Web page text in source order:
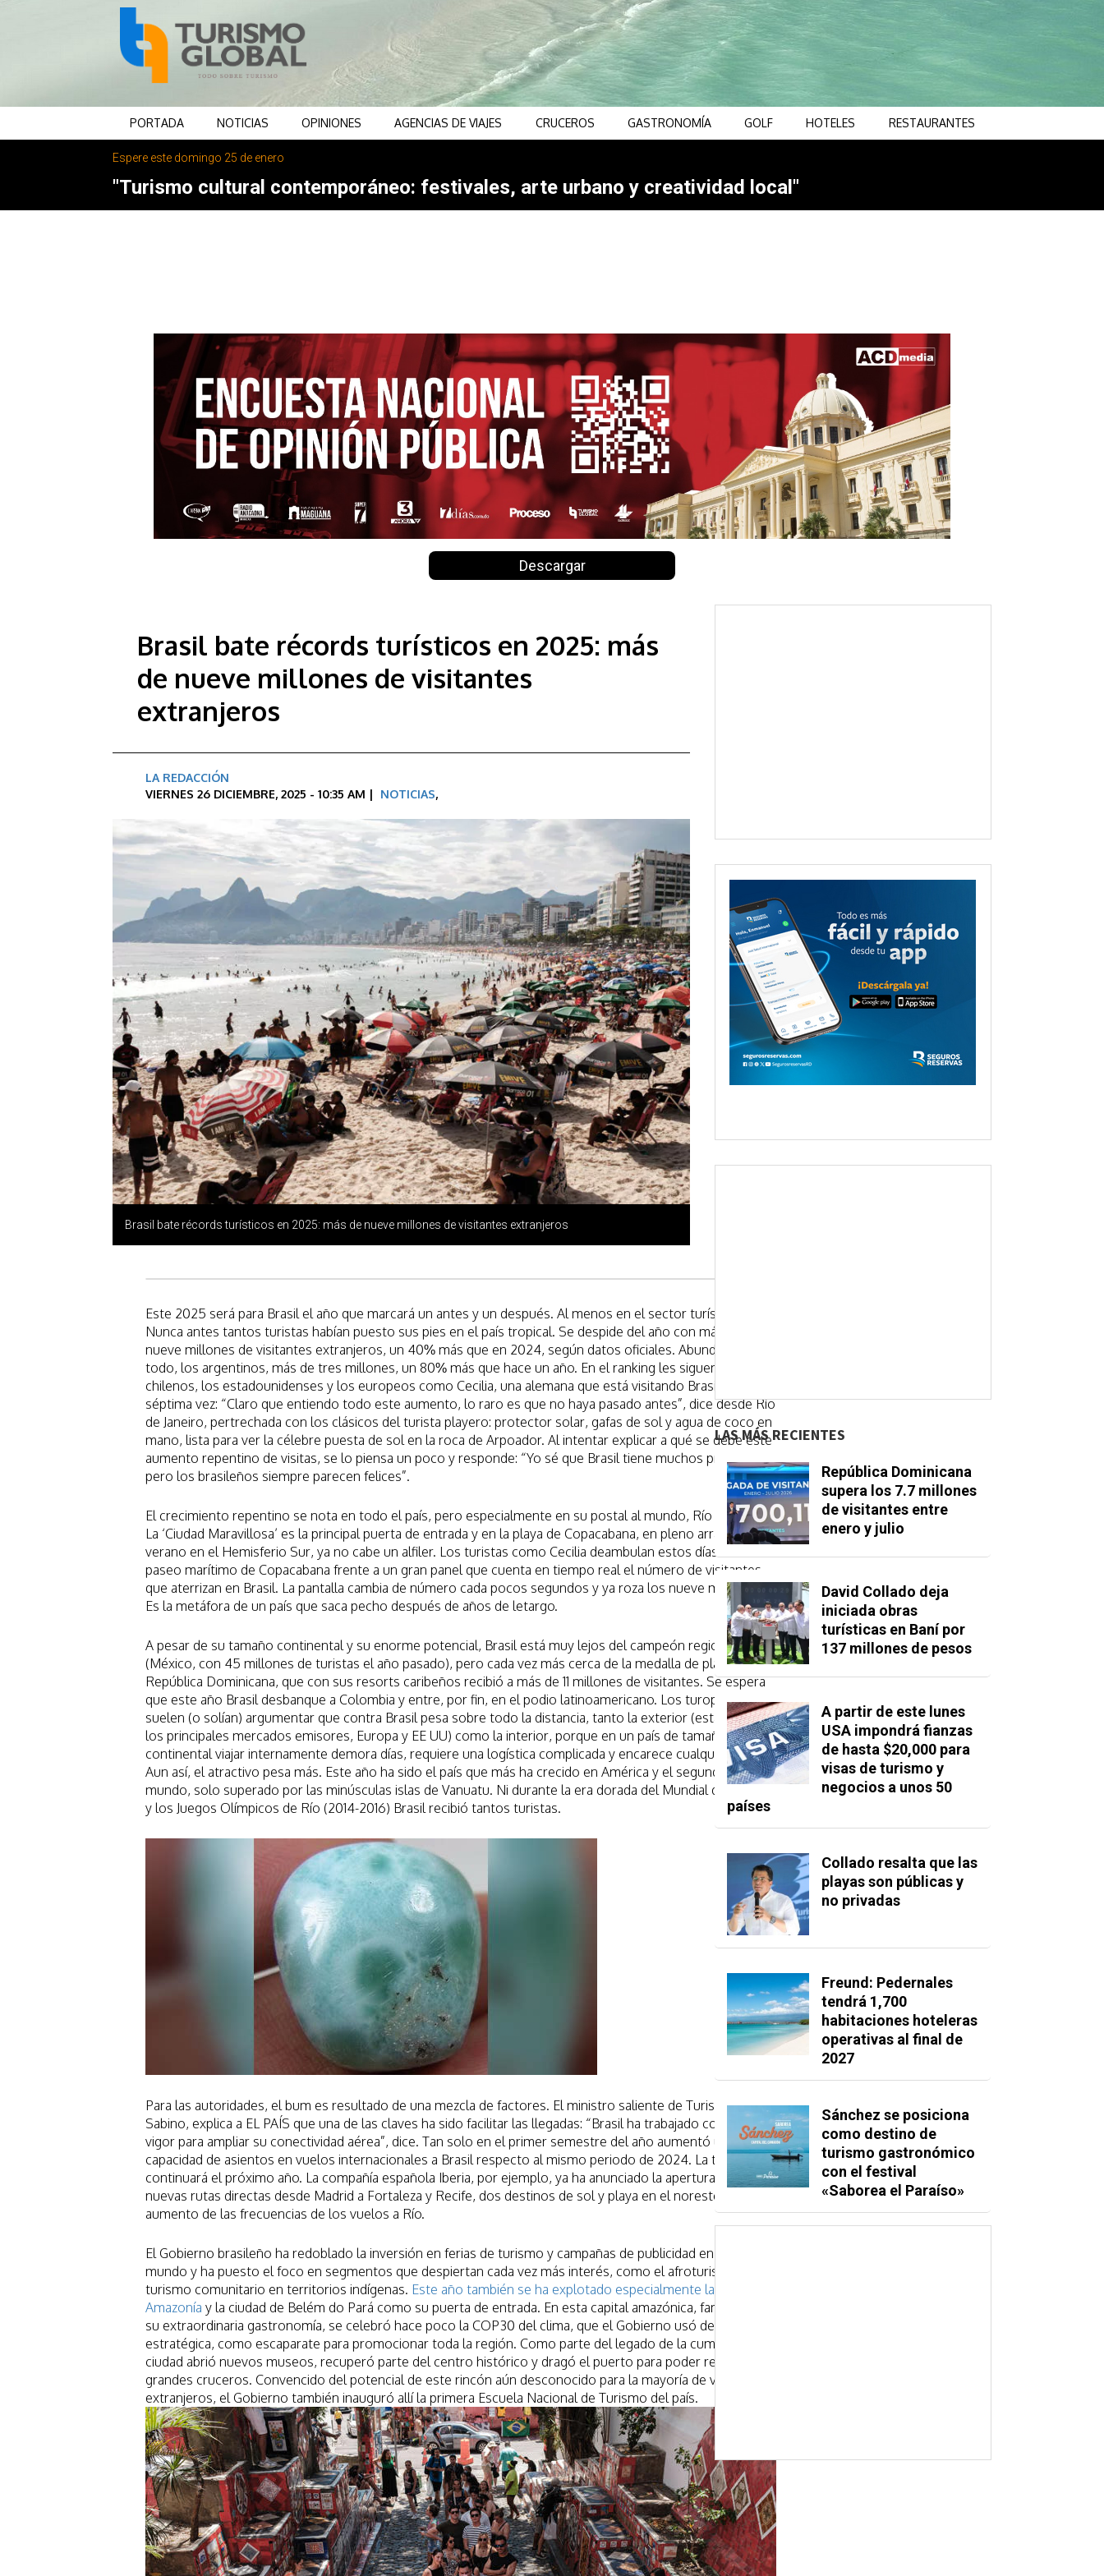
PORTADA NOTICIAS OPINIONES AGENCIAS DE VIAJES CRUCEROS GASTRONOMÍA GOLF HOTELES RESTAURANTES
Espere este domingo 25 de enero
"Turismo cultural contemporáneo: festivales, arte urbano y creatividad local"
Descargar
Brasil bate récords turísticos en 2025: más
de nueve millones de visitantes
extranjeros
LA REDACCIÓN
VIERNES 26 DICIEMBRE, 2025 - 10:35 AM | NOTICIAS,
Brasil bate récords turísticos en 2025: más de nueve millones de visitantes extranjeros
Este 2025 será para Brasil el año que marcará un antes y un después. Al menos en el sector turístico.
Nunca antes tantos turistas habían puesto sus pies en el país tropical. Se despide del año con más de
nueve millones de visitantes extranjeros, un 40% más que en 2024, según datos oficiales. Abundan, sobre
todo, los argentinos, más de tres millones, un 80% más que hace un año. En el ranking les siguen los
chilenos, los estadounidenses y los europeos como Cecilia, una alemana que está visitando Brasil por
séptima vez: “Claro que entiendo todo este aumento, lo raro es que no haya pasado antes”, dice desde Río
de Janeiro, pertrechada con los clásicos del turista playero: protector solar, gafas de sol y agua de coco en
mano, lista para ver la célebre puesta de sol en la roca de Arpoador. Al intentar explicar a qué se debe este
aumento repentino de visitas, se lo piensa un poco y responde: “Yo sé que Brasil tiene muchos problemas,
pero los brasileños siempre parecen felices”.
El crecimiento repentino se nota en todo el país, pero especialmente en su postal al mundo, Río de Janeiro.
La ‘Ciudad Maravillosa’ es la principal puerta de entrada y en la playa de Copacabana, en pleno arranque del
verano en el Hemisferio Sur, ya no cabe un alfiler. Los turistas como Cecilia deambulan estos días en el
paseo marítimo de Copacabana frente a un gran panel que cuenta en tiempo real el número de visitantes
que aterrizan en Brasil. La pantalla cambia de número cada pocos segundos y ya roza los nueve millones.
Es la metáfora de un país que saca pecho después de años de letargo.
A pesar de su tamaño continental y su enorme potencial, Brasil está muy lejos del campeón regional
(México, con 45 millones de turistas el año pasado), pero cada vez más cerca de la medalla de plata,
República Dominicana, que con sus resorts caribeños recibió a más de 11 millones de visitantes. Se espera
que este año Brasil desbanque a Colombia y entre, por fin, en el podio latinoamericano. Los turoperadores
suelen (o solían) argumentar que contra Brasil pesa sobre todo la distancia, tanto la exterior (está lejos de
los principales mercados emisores, Europa y EE UU) como la interior, porque en un país de tamaño
continental viajar internamente demora días, requiere una logística complicada y encarece cualquier plan.
Aun así, el atractivo pesa más. Este año ha sido el país que más ha crecido en América y el segundo en el
mundo, solo superado por las minúsculas islas de Vanuatu. Ni durante la era dorada del Mundial de Fútbol
y los Juegos Olímpicos de Río (2014-2016) Brasil recibió tantos turistas.
Para las autoridades, el bum es resultado de una mezcla de factores. El ministro saliente de Turismo, Celso
Sabino, explica a EL PAÍS que una de las claves ha sido facilitar las llegadas: “Brasil ha trabajado con mucho
vigor para ampliar su conectividad aérea”, dice. Tan solo en el primer semestre del año aumentó un 15% la
capacidad de asientos en vuelos internacionales a Brasil respecto al mismo periodo de 2024. La tendencia
continuará el próximo año. La compañía española Iberia, por ejemplo, ya ha anunciado la apertura de
nuevas rutas directas desde Madrid a Fortaleza y Recife, dos destinos de sol y playa en el noreste, y un
aumento de las frecuencias de los vuelos a Río.
El Gobierno brasileño ha redoblado la inversión en ferias de turismo y campañas de publicidad en medio
mundo y ha puesto el foco en segmentos que despiertan cada vez más interés, como el afroturismo o el
turismo comunitario en territorios indígenas. Este año también se ha explotado especialmente la
Amazonía y la ciudad de Belém do Pará como su puerta de entrada. En esta capital amazónica, famosa por
su extraordinaria gastronomía, se celebró hace poco la COP30 del clima, que el Gobierno usó de forma
estratégica, como escaparate para promocionar toda la región. Como parte del legado de la cumbre, la
ciudad abrió nuevos museos, recuperó parte del centro histórico y dragó el puerto para poder recibir
grandes cruceros. Convencido del potencial de este rincón aún desconocido para la mayoría de visitantes
extranjeros, el Gobierno también inauguró allí la primera Escuela Nacional de Turismo del país.
LAS MÁS RECIENTES
República Dominicana
supera los 7.7 millones
de visitantes entre
enero y julio
David Collado deja
iniciada obras
turísticas en Baní por
137 millones de pesos
A partir de este lunes
USA impondrá fianzas
de hasta $20,000 para
visas de turismo y
negocios a unos 50
países
Collado resalta que las
playas son públicas y
no privadas
Freund: Pedernales
tendrá 1,700
habitaciones hoteleras
operativas al final de
2027
Sánchez se posiciona
como destino de
turismo gastronómico
con el festival
«Saborea el Paraíso»